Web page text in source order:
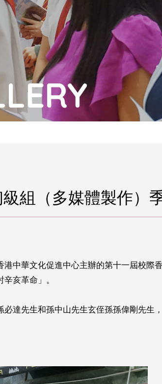
組（多媒體製作）
中華文化促進中心主辦的第十一屆校際
亥革命」。
達先生和孫中山先生玄侄孫孫偉剛先生